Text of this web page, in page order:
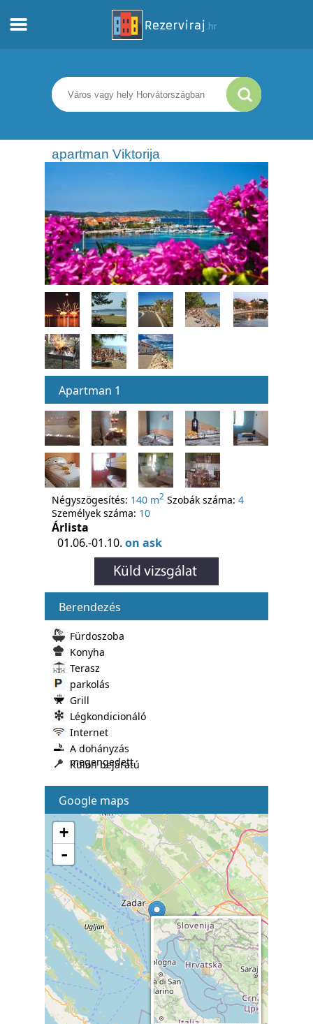
Apartmanok
Turista információ
webcams
Ismerkedjen meg Horvátországgal
múzeumok
apartman Viktorija
Apartman 1
Négyszögesítés: 140 m2 Szobák száma: 4
Személyek száma: 10
Árlista
01.06.-01.10. on ask
Berendezés
Fürdoszoba
Konyha
Terasz
parkolás
Grill
Légkondicionáló
Internet
A dohányzás
megengedett
Külön bejáratú
Google maps